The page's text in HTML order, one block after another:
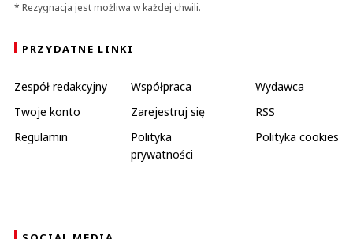
* Rezygnacja jest możliwa w każdej chwili.
PRZYDATNE LINKI
Zespół redakcyjny Współpraca
Wydawca
Twoje konto
Zarejestruj się
RSS
Regulamin
Polityka
prywatności
Polityka cookies